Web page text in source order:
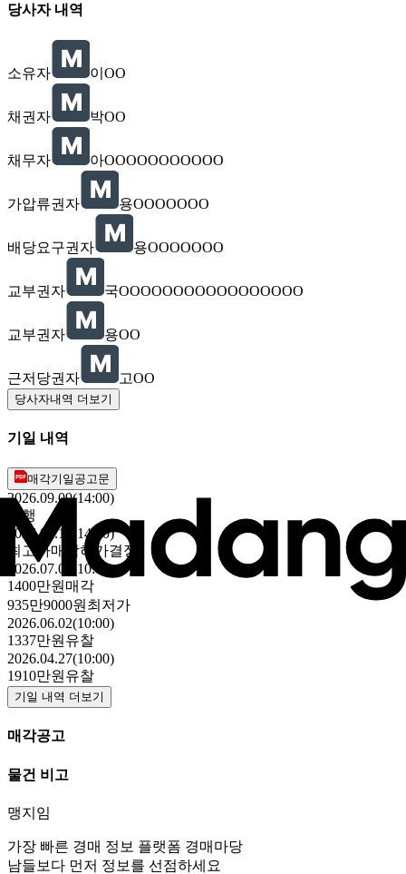
당사자 내역
소유자 이OO
채권자 박OO
채무자 아OOOOOOOOOOO
가압류권자 용OOOOOOO
배당요구권자 용OOOOOOO
교부권자 국OOOOOOOOOOOOOOOOO
교부권자 용OO
근저당권자 고OO
당사자내역 더보기
기일 내역
매각기일공고문
2026.09.09(14:00)
진행
2026.07.15(14:00)
최고가매각허가결정
2026.07.08(10:00)
1400만원 매각
935만9000원 최저가
2026.06.02(10:00)
1337만원 유찰
2026.04.27(10:00)
1910만원 유찰
기일 내역 더보기
매각공고
물건 비고
맹지임
가장 빠른 경매 정보 플랫폼 경매마당
남들보다 먼저 정보를 선점하세요